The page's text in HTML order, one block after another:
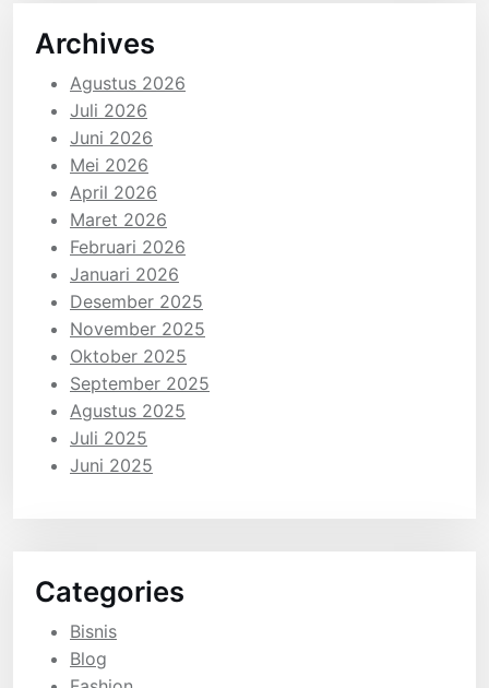
Archives
Agustus 2026
Juli 2026
Juni 2026
Mei 2026
April 2026
Maret 2026
Februari 2026
Januari 2026
Desember 2025
November 2025
Oktober 2025
September 2025
Agustus 2025
Juli 2025
Juni 2025
Categories
Bisnis
Blog